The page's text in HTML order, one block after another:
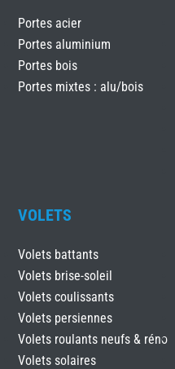
Portes acier
Portes aluminium
Portes bois
Portes mixtes : alu/bois
VOLETS
Volets battants
Volets brise-soleil
Volets coulissants
Volets persiennes
Volets roulants neufs & réno
Volets solaires